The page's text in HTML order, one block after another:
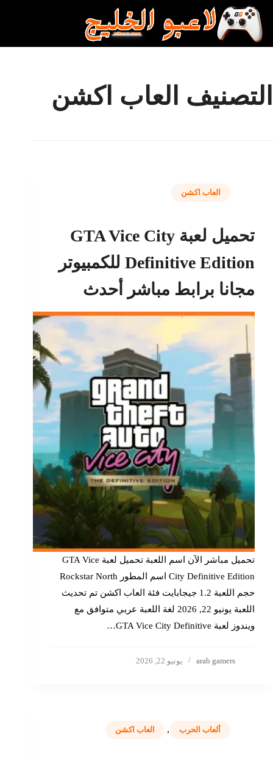
التجاوز
إلى
المحتوى
التصنيف العاب اكشن
العاب اكشن
تحميل لعبة GTA Vice City
Definitive Edition للكمبيوتر
مجانا برابط مباشر أحدث
تحميل مباشر الآن اسم اللعبة تحميل لعبة GTA Vice
City Definitive Edition اسم المطور Rockstar North
حجم اللعبة 1.2 جيجابايت فئة العاب اكشن تم تحديث
اللعبة يونيو 22, 2026 لغة اللعبة عربي متوافق مع
ويندوز لعبة GTA Vice City Definitive…
arab gamers يونيو 22, 2026
ألعاب الحرب , العاب اكشن